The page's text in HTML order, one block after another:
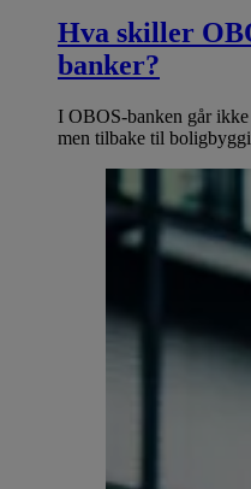
Hva skiller
banker?
I OBOS-banken går
men tilbake til